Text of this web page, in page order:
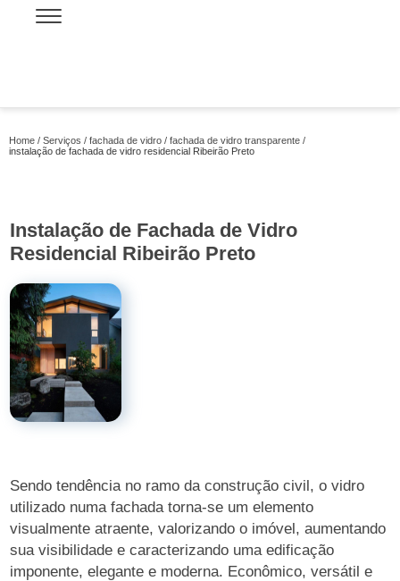
Home Serviços fachada de vidro
fachada de vidro transparente
instalação de fachada de vidro residencial Ribeirão Preto
Instalação de Fachada de Vidro
Residencial Ribeirão Preto
Sendo tendência no ramo da construção civil, o vidro
utilizado numa fachada torna-se um elemento
visualmente atraente, valorizando o imóvel, aumentando
sua visibilidade e caracterizando uma edificação
imponente, elegante e moderna. Econômico, versátil e